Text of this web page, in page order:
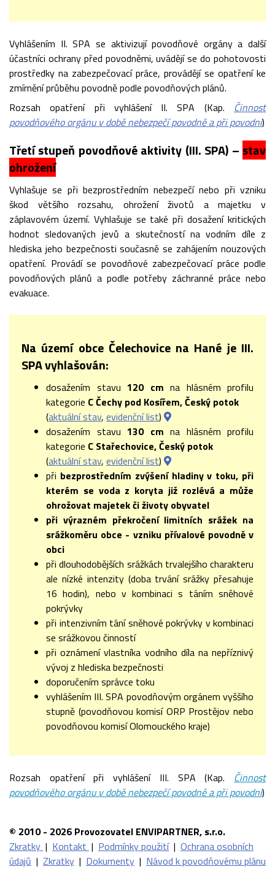
Vyhlášením II. SPA se aktivizují povodňové orgány a další
účastníci ochrany před povodněmi, uvádějí se do pohotovosti
prostředky na zabezpečovací práce, provádějí se opatření ke
zmírnění průběhu povodně podle povodňových plánů.
Rozsah opatření při vyhlášení II. SPA (Kap. Činnost
povodňového orgánu v době nebezpečí povodně a při povodni)
Třetí stupeň povodňové aktivity (III. SPA) – stav
ohrožení
Vyhlašuje se při bezprostředním nebezpečí nebo při vzniku
škod většího rozsahu, ohrožení životů a majetku v
záplavovém území. Vyhlašuje se také při dosažení kritických
hodnot sledovaných jevů a skutečností na vodním díle z
hlediska jeho bezpečnosti současně se zahájením nouzových
opatření. Provádí se povodňové zabezpečovací práce podle
povodňových plánů a podle potřeby záchranné práce nebo
evakuace.
Na území obce Čelechovice na Hané je III.
SPA vyhlašován:
dosažením stavu 120 cm na hlásném profilu
kategorie C Čechy pod Kosířem, Český potok
(aktuální stav, evidenční list)
dosažením stavu 130 cm na hlásném profilu
kategorie C Stařechovice, Český potok
(aktuální stav, evidenční list)
při bezprostředním zvýšení hladiny v toku, při
kterém se voda z koryta již rozlévá a může
ohrožovat majetek či životy obyvatel
při výrazném překročení limitních srážek na
srážkoměru obce - vzniku přívalové povodně v
obci
při dlouhodobějších srážkách trvalejšího charakteru
ale nízké intenzity (doba trvání srážky přesahuje
16 hodin), nebo v kombinaci s táním sněhové
pokrývky
při intenzivním tání sněhové pokrývky v kombinaci
se srážkovou činností
při oznámení vlastníka vodního díla na nepříznivý
vývoj z hlediska bezpečnosti
doporučením správce toku
vyhlášením III. SPA povodňovým orgánem vyššího
stupně (povodňovou komisí ORP Prostějov nebo
povodňovou komisí Olomouckého kraje)
Rozsah opatření při vyhlášení III. SPA (Kap. Činnost
povodňového orgánu v době nebezpečí povodně a při povodni)
© 2010 - 2026 Provozovatel ENVIPARTNER, s.r.o.
Zkratky | Kontakt | Podmínky použití | Ochrana osobních
údajů | Zkratky | Dokumenty | Návod k povodňovému plánu